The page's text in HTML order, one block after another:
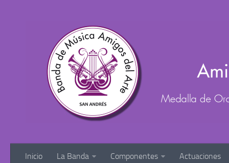
Inicio La Banda Componentes Actuaciones